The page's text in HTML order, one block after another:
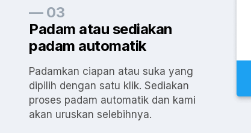
— 03
Padam atau sediakan
padam automatik
Padamkan ciapan atau suka yang
dipilih dengan satu klik. Sediakan
proses padam automatik dan kami
akan uruskan selebihnya.